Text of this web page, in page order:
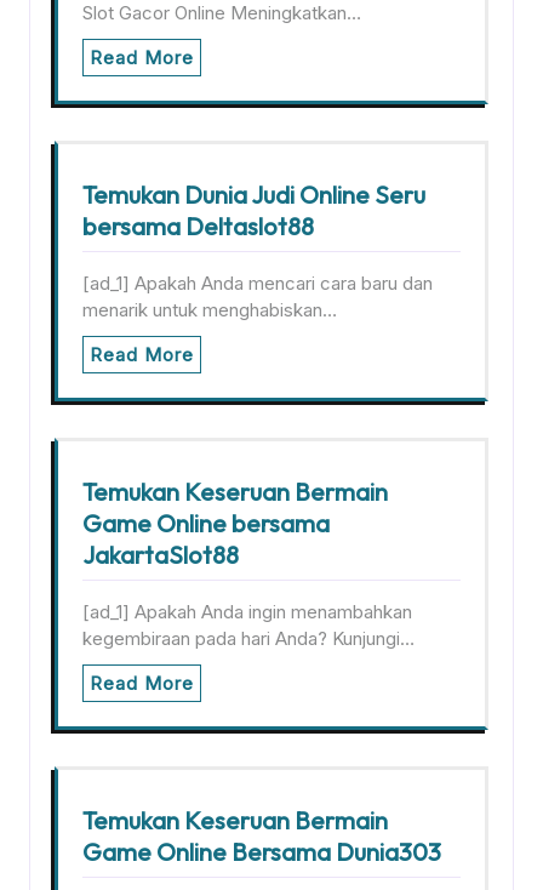
Slot Gacor Online Meningkatkan…
Read More
Temukan Dunia Judi Online Seru
bersama Deltaslot88
[ad_1] Apakah Anda mencari cara baru dan
menarik untuk menghabiskan…
Read More
Temukan Keseruan Bermain
Game Online bersama
JakartaSlot88
[ad_1] Apakah Anda ingin menambahkan
kegembiraan pada hari Anda? Kunjungi…
Read More
Temukan Keseruan Bermain
Game Online Bersama Dunia303